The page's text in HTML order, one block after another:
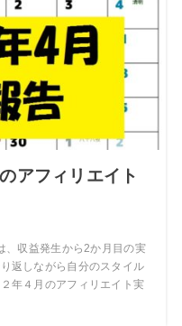
アフィリエイト
、収益発生から2か月目の実
返しながら自分のスタイル
年４月のアフィリエイト実